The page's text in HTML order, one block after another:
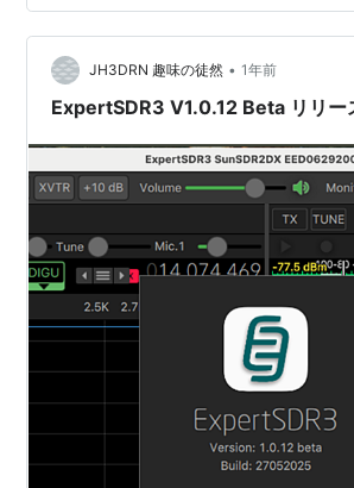
を拝借して下記する。 新機能&改善点:
cloud-eesdr.com ) – リモートアクセス
Cloudプラットフォームの進化した後継
ExpertCloudに登場。 …
JH3DRN 趣味の徒然 • 1年前
ExpertSDR3 V1.0.12 Beta リリー